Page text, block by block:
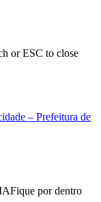
or ESC to close
– Prefeitura de
Fique por dentro